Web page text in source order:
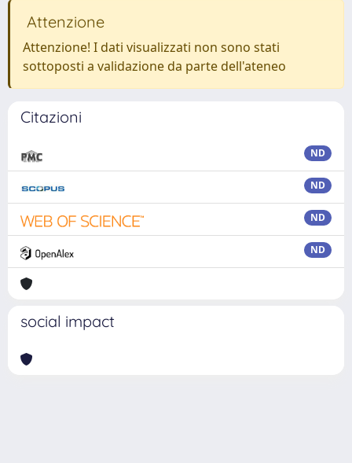
Attenzione
Attenzione! I dati visualizzati non sono stati
sottoposti a validazione da parte dell'ateneo
Citazioni
ND
ND
ND
ND
social impact